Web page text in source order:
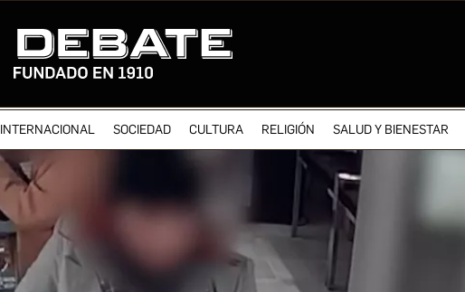
INTERNACIONAL SOCIEDAD CULTURA RELIGIÓN SALUD Y BIENESTAR